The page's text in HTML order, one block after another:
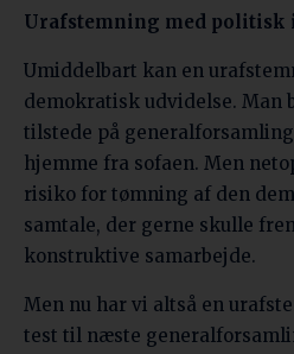
Urafstemning med politisk
Umiddelbart kan en
demokratisk udvidelse. Man
tilstede på
hjemme fra sofaen. Men
risiko for tømning af den
samtale, der gerne skulle
konstruktive samarbejde.
Men nu har vi altså en
test til næste